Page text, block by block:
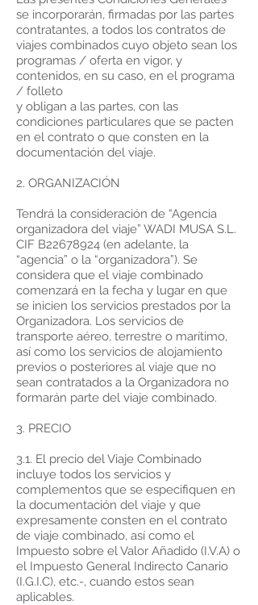
se incorporarán, firmadas por las partes
contratantes, a todos los contratos de
viajes combinados cuyo objeto sean los
programas / oferta en vigor, y
contenidos, en su caso, en el programa
/ folleto
y obligan a las partes, con las
condiciones particulares que se pacten
en el contrato o que consten en la
documentación del viaje.
2. ORGANIZACIÓN
Tendrá la consideración de “Agencia
organizadora del viaje” WADI MUSA S.L.
CIF B22678924 (en adelante, la
“agencia” o la “organizadora”). Se
considera que el viaje combinado
comenzará en la fecha y lugar en que
se inicien los servicios prestados por la
Organizadora. Los servicios de
transporte aéreo, terrestre o marítimo,
así como los servicios de alojamiento
previos o posteriores al viaje que no
sean contratados a la Organizadora no
formarán parte del viaje combinado.
3. PRECIO
3.1. El precio del Viaje Combinado
incluye todos los servicios y
complementos que se especifiquen en
la documentación del viaje y que
expresamente consten en el contrato
de viaje combinado, así como el
Impuesto sobre el Valor Añadido (I.V.A) o
el Impuesto General Indirecto Canario
(I.G.I.C), etc.-, cuando estos sean
aplicables.